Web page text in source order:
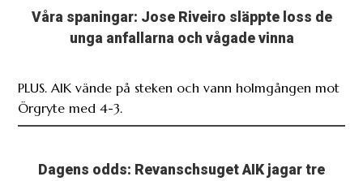
Våra spaningar: Jose Riveiro släppte loss de
unga anfallarna och vågade vinna
PLUS. AIK vände på steken och vann holmgången mot
Örgryte med 4-3.
Dagens odds: Revanschsuget AIK jagar tre